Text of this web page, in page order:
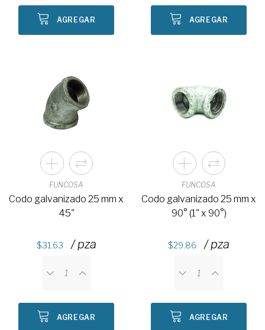
AGREGAR AGREGAR
FUNCOSA
Codo galvanizado 25 mm x
45"
31.63 / pza
AGREGAR
FUNCOSA
Codo galvanizado 25 mm x
90° (1" x 90°)
29.86 / pza
AGREGAR